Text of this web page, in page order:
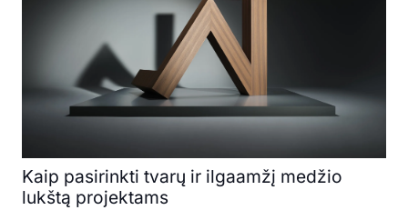
Kaip pasirinkti tvarų ir ilgaamžį medžio
lukštą projektams